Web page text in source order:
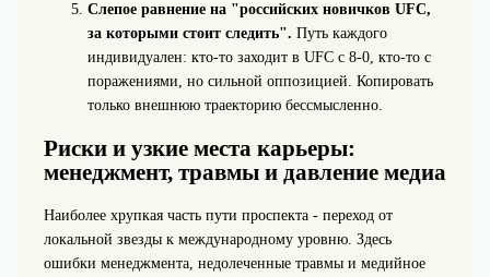
Слепое равнение на "российских новичков UFC,
за которыми стоит следить". Путь каждого
индивидуален: кто‑то заходит в UFC с 8-0, кто‑то с
поражениями, но сильной оппозицией. Копировать
только внешнюю траекторию бессмысленно.
Риски и узкие места карьеры:
менеджмент, травмы и давление медиа
Наиболее хрупкая часть пути проспекта - переход от
локальной звезды к международному уровню. Здесь
ошибки менеджмента, недолеченные травмы и медийное